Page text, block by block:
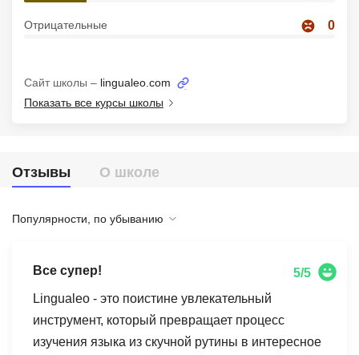
Отрицательные 0
Сайт школы – lingualeo.com
Показать все курсы школы
Отзывы О школе
Популярности, по убыванию
Все супер!
5/5
Lingualeo - это поистине увлекательный
инструмент, который превращает процесс
изучения языка из скучной рутины в интересное
Иностранные языки
ДПО
Рейтинг онлайн-школ